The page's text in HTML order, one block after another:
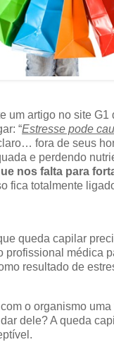
um artigo no site G1
“Estresse pode
fora de seus
e perdendo
nos falta para
fica totalmente
queda capilar
profissional médica
resultado de
o organismo
dele? A queda